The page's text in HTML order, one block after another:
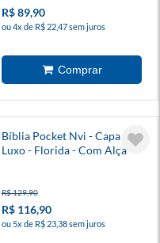
R$ 89,90
ou 4x de R$ 22,47 sem juros
Bíblia Pocket Nvi - Capa
Luxo - Florida - Com Alça
R$ 129,90
R$ 116,90
ou 5x de R$ 23,38 sem juros